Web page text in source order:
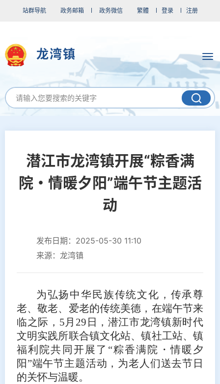
站群导航 政务邮箱 政务微信 繁體 登录 注册
龙湾镇
潜江市龙湾镇开展“粽香满
院・情暖夕阳”端午节主题活
动
发布日期：2025-05-30 11:10
来源：龙湾镇
为弘扬中华民族传统文化，传承尊
老、敬老、爱老的传统美德，在端午节来
临之际，5月29日，潜江市龙湾镇新时代
文明实践所联合镇文化站、镇社工站、镇
福利院共同开展了“粽香满院・情暖夕
阳”端午节主题活动，为老人们送去节日
的关怀与温暖。